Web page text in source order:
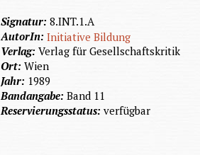
Signatur:8.INT.1.A
AutorIn:Initiative Bildung
Verlag:Verlag für Gesellschaftskritik
Ort:Wien
Jahr: 1989
Bandangabe:Band 11
Reservierungsstatus:verfügbar